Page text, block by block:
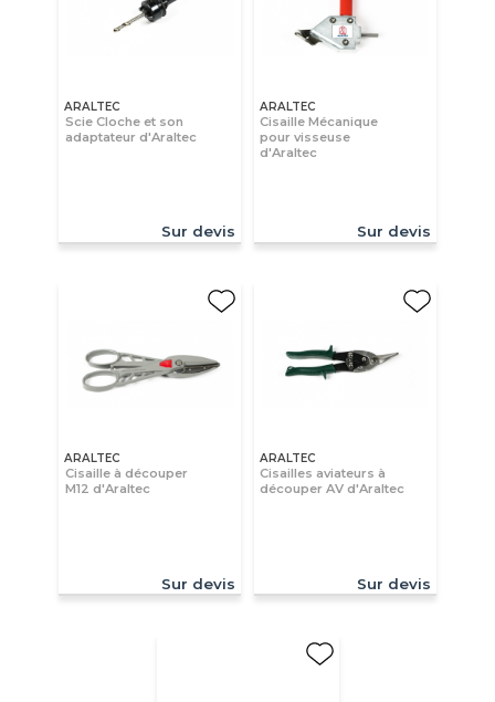
ARALTEC
Scie Cloche et son
adaptateur d'Araltec
Sur devis
ARALTEC
Cisaille Mécanique
pour visseuse
d'Araltec
Sur devis
ARALTEC
Cisaille à découper
M12 d'Araltec
Sur devis
ARALTEC
Cisailles aviateurs à
découper AV d'Araltec
Sur devis